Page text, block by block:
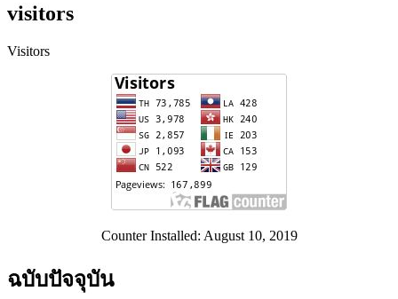
visitors
Visitors
Counter Installed: August 10, 2019
ฉบับปัจจุบัน